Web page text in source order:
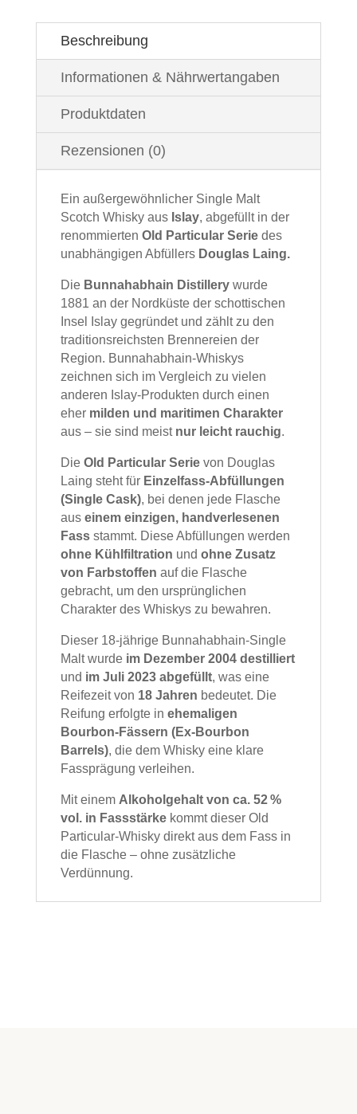
Beschreibung
Informationen & Nährwertangaben
Produktdaten
Rezensionen (0)
Ein außergewöhnlicher Single Malt
Scotch Whisky aus Islay, abgefüllt in der
renommierten Old Particular Seriedes
unabhängigen Abfüllers Douglas Laing.
Die Bunnahabhain Distillerywurde
1881 an der Nordküste der schottischen
Insel Islay gegründet und zählt zu den
traditionsreichsten Brennereien der
Region. Bunnahabhain‑Whiskys
zeichnen sich im Vergleich zu vielen
anderen Islay‑Produkten durch einen
eher milden und maritimen Charakter
aus – sie sind meist nur leicht rauchig.
Die Old Particular Serievon Douglas
Laing steht für Einzelfass‑Abfüllungen
(Single Cask), bei denen jede Flasche
aus einem einzigen, handverlesenen
Fassstammt. Diese Abfüllungen werden
ohne Kühlfiltration und ohne Zusatz
von Farbstoffen auf die Flasche
gebracht, um den ursprünglichen
Charakter des Whiskys zu bewahren.
Dieser 18‑jährige Bunnahabhain‑Single
Malt wurde im Dezember 2004 destilliert
und im Juli 2023 abgefüllt, was eine
Reifezeit von 18 Jahren bedeutet. Die
Reifung erfolgte in ehemaligen
Bourbon‑Fässern (Ex‑Bourbon
Barrels), die dem Whisky eine klare
Fassprägung verleihen.
Mit einem Alkoholgehalt von ca. 52 %
vol. in Fassstärkekommt dieser Old
Particular‑Whisky direkt aus dem Fass in
die Flasche – ohne zusätzliche
Verdünnung.